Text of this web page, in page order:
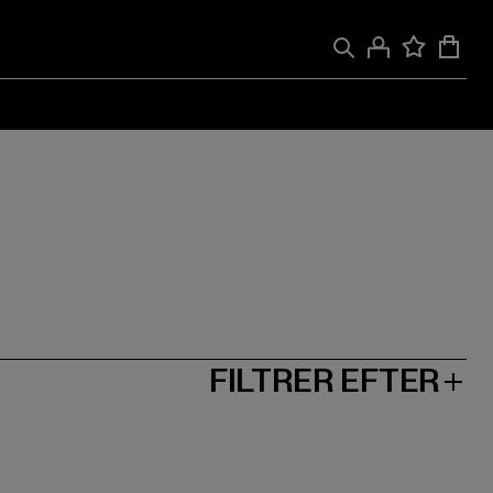
FILTRER EFTER